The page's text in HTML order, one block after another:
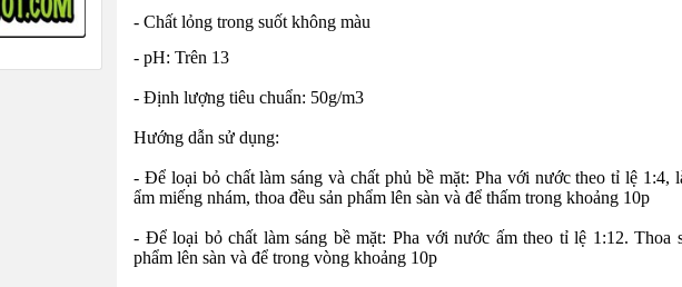
- Chất lỏng trong suốt không màu
- pH: Trên 13
- Định lượng tiêu chuẩn: 50g/m3
Hướng dẫn sử dụng:
- Để loại bỏ chất làm sáng và chất phủ bề mặt: Pha với nước theo tỉ lệ 1:4,
ẩm miếng nhám, thoa đều sản phẩm lên sàn và để thấm trong khoảng 10p
- Để loại bỏ chất làm sáng bề mặt: Pha với nước ấm theo tỉ lệ 1:12. Thoa
phẩm lên sàn và để trong vòng khoảng 10p